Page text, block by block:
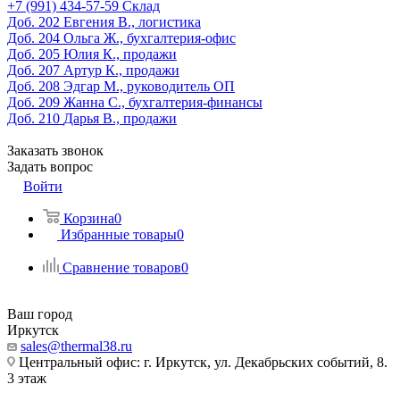
‎+7 (991) 434-57-59 Склад
Доб. 202 Евгения В., логистика
Доб. 204 Ольга Ж., бухгалтерия-офис
Доб. 205 Юлия К., продажи
Доб. 207 Артур К., продажи
Доб. 208 Эдгар М., руководитель ОП
Доб. 209 Жанна С., бухгалтерия-финансы
Доб. 210 Дарья В., продажи
Заказать звонок
Задать вопрос
Войти
Корзина0
Избранные товары0
Сравнение товаров0
Ваш город
Иркутск
sales@thermal38.ru
Центральный офис: г. Иркутск, ул. Декабрьских событий, 8.
3 этаж